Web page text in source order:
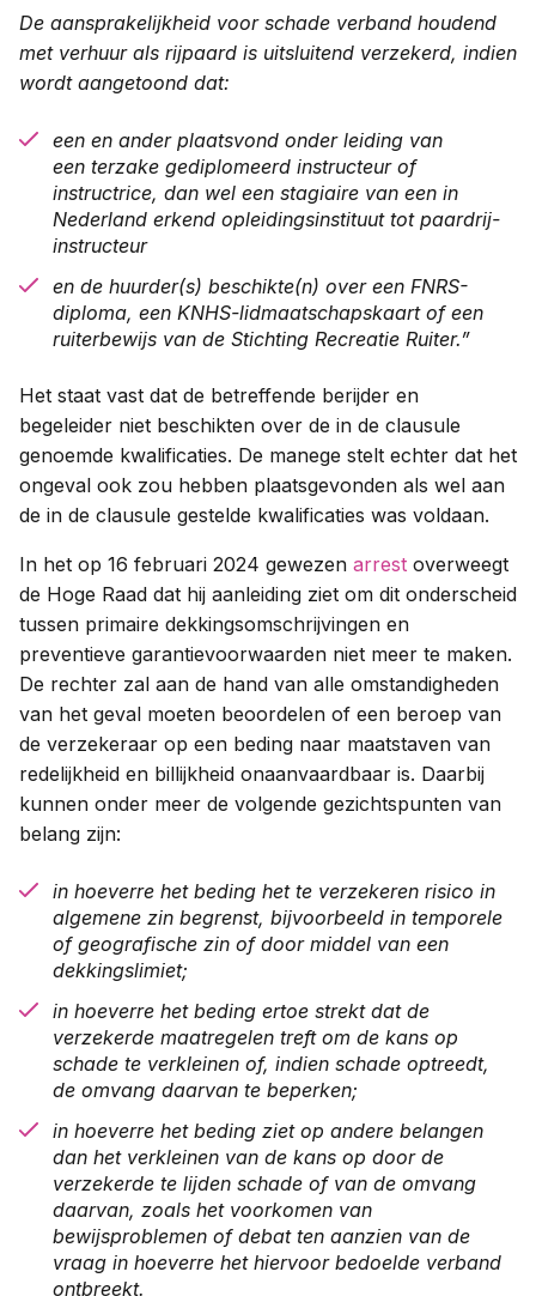
De aansprakelijkheid voor schade verband houdend
met verhuur als rijpaard is uitsluitend verzekerd, indien
wordt aangetoond dat:​
een en ander plaatsvond onder leiding van
een terzake gediplomeerd instructeur of
instructrice, dan wel een stagiaire van een in
Nederland erkend opleidingsinstituut tot paardrij-
instructeur​
en de huurder(s) beschikte(n) over een FNRS-
diploma, een KNHS-lidmaatschapskaart of een
ruiterbewijs van de Stichting Recreatie Ruiter.​”
Het staat vast dat de betreffende berijder en
begeleider niet beschikten over de in de clausule
genoemde kwalificaties. De manege stelt echter dat het
ongeval ook zou hebben plaatsgevonden als wel aan
de in de clausule gestelde kwalificaties was voldaan.
In het op 16 februari 2024 gewezen arrest overweegt
de Hoge Raad dat hij aanleiding ziet om dit onderscheid
tussen primaire dekkingsomschrijvingen en
preventieve garantievoorwaarden niet meer te maken.
De rechter zal aan de hand van alle omstandigheden
van het geval moeten beoordelen of een beroep van
de verzekeraar op een beding naar maatstaven van
redelijkheid en billijkheid onaanvaardbaar is. Daarbij
kunnen onder meer de volgende gezichtspunten van
belang zijn:
in hoeverre het beding het te verzekeren risico in
algemene zin begrenst, bijvoorbeeld in temporele
of geografische zin of door middel van een
dekkingslimiet;
in hoeverre het beding ertoe strekt dat de
verzekerde maatregelen treft om de kans op
schade te verkleinen of, indien schade optreedt,
de omvang daarvan te beperken;
in hoeverre het beding ziet op andere belangen
dan het verkleinen van de kans op door de
verzekerde te lijden schade of van de omvang
daarvan, zoals het voorkomen van
bewijsproblemen of debat ten aanzien van de
vraag in hoeverre het hiervoor bedoelde verband
ontbreekt.